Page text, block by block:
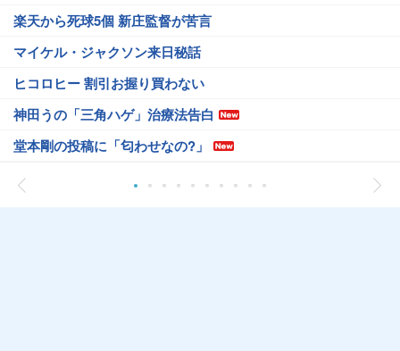
楽天から死球5個 新庄監督が苦言
マイケル・ジャクソン来日秘話
ヒコロヒー 割引お握り買わない
神田うの「三角ハゲ」治療法告白
堂本剛の投稿に「匂わせなの?」